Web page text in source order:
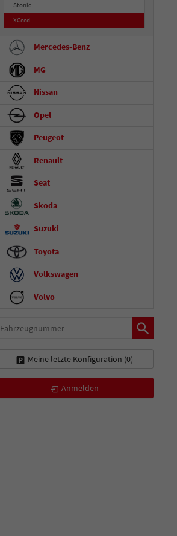
Stonic
XCeed
Mercedes-Benz
MG
Nissan
Opel
Peugeot
Renault
Seat
Skoda
Suzuki
Toyota
Volkswagen
Volvo
Fahrzeugnummer
Meine letzte Konfiguration (0)
Anmelden